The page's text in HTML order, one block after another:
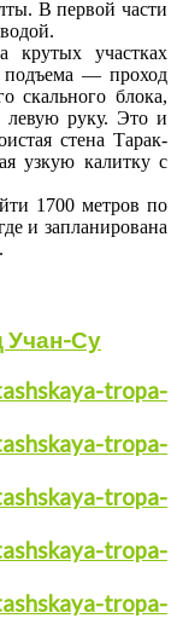
В первой части
крутых участках
подъема — проход
скального блока,
левую руку. Это и
стена Тарак-
узкую калитку с
1700 метров по
и запланирована
Учан-Су